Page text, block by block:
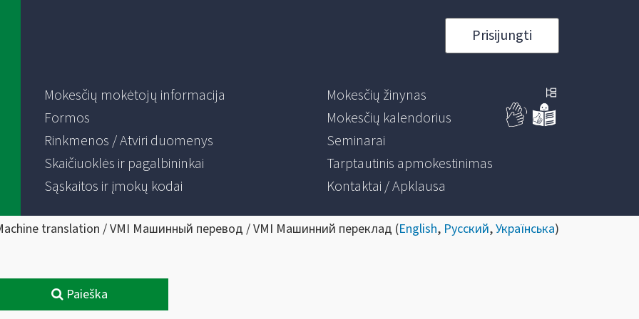
Prisijungti
Mokesčių mokėtojų informacija
Formos
Rinkmenos / Atviri duomenys
Skaičiuoklės ir pagalbininkai
Sąskaitos ir įmokų kodai
Mokesčių žinynas
Mokesčių kalendorius
Seminarai
Tarptautinis apmokestinimas
Kontaktai / Apklausa
translation / VMI Машинный перевод / VMI Машинний переклад (English, Русский,Українська)
Paieška